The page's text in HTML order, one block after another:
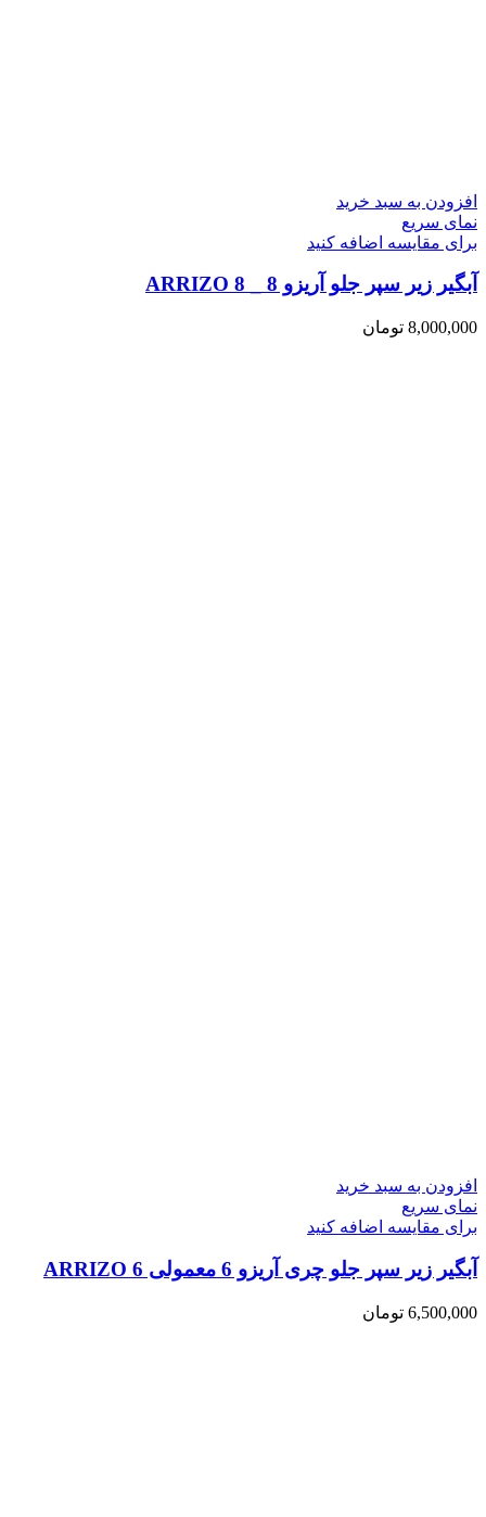
افزودن به سبد خرید
نمای سریع
برای مقایسه اضافه کنید
آبگیر زیر سپر جلو آریزو 8 _ ARRIZO 8
8,000,000 تومان
افزودن به سبد خرید
نمای سریع
برای مقایسه اضافه کنید
آبگیر زیر سپر جلو چری آریزو 6 معمولی ARRIZO 6
6,500,000 تومان